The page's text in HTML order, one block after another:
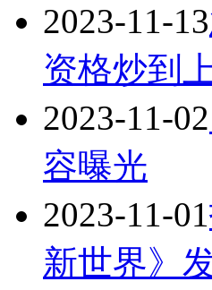
2023-11-13
资格炒到
2023-11-02
容曝光
2023-11-01
新世界》